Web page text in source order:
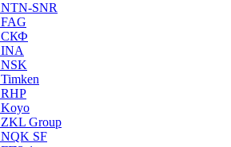
NTN-SNR
FAG
СКФ
INA
NSK
Timken
RHP
Koyo
ZKL Group
NQK SF